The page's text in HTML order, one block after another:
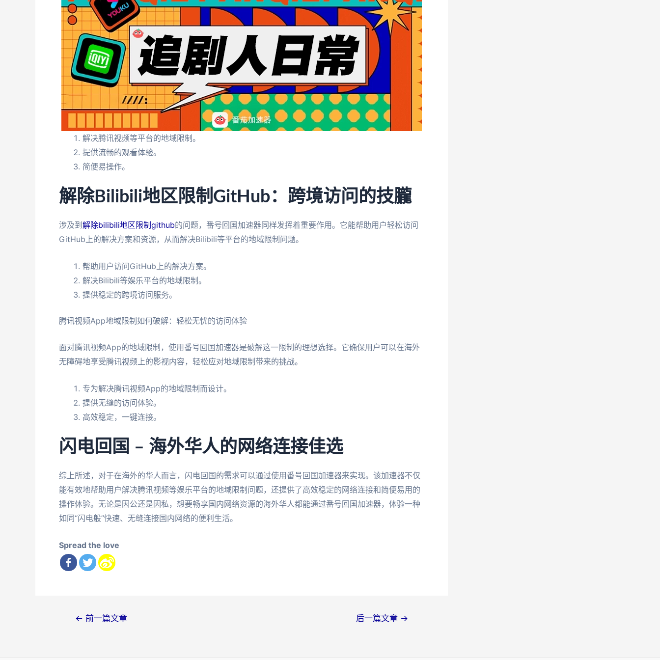
解决腾讯视频等平台的地域限制。
提供流畅的观看体验。
简便易操作。
解除Bilibili地区限制GitHub：跨境访问的技朧
涉及到 解除bilibili地区限制github的问题，番号回国加速器同样发挥着重要作用。它能帮助用户轻松访问
GitHub上的解决方案和资源，从而解决Bilibili等平台的地域限制问题。
帮助用户访问GitHub上的解决方案。
解决Bilibili等娱乐平台的地域限制。
提供稳定的跨境访问服务。
腾讯视频App地域限制如何破解：轻松无忧的访问体验
面对腾讯视频App的地域限制，使用番号回国加速器是破解这一限制的理想选择。它确保用户可以在海外
无障碍地享受腾讯视频上的影视内容，轻松应对地域限制带来的挑战。
专为解决腾讯视频App的地域限制而设计。
提供无缝的访问体验。
高效稳定，一键连接。
闪电回国 – 海外华人的网络连接佳选
综上所述，对于在海外的华人而言，闪电回国的需求可以通过使用番号回国加速器来实现。该加速器不仅
能有效地帮助用户解决腾讯视频等娱乐平台的地域限制问题，还提供了高效稳定的网络连接和简便易用的
操作体验。无论是因公还是因私，想要畅享国内网络资源的海外华人都能通过番号回国加速器，体验一种
如同“闪电般”快速、无缝连接国内网络的便利生活。
Spread the love
← 前一篇文章 后一篇文章 →